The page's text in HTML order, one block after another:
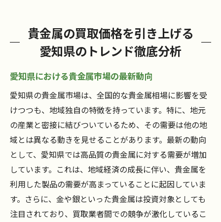
貴金属の買取価格を引き上げる
愛知県のトレンド徹底分析
愛知県における貴金属市場の最新動向
愛知県の貴金属市場は、全国的な貴金属相場に影響を受
けつつも、地域独自の特徴を持っています。特に、地元
の産業と密接に結びついているため、その需要は他の地
域とは異なる動きを見せることがあります。最新の動向
として、愛知県では高品質の貴金属に対する需要が増加
しています。これは、地域経済の成長に伴い、貴金属を
利用した製品の需要が高まっていることに起因していま
す。さらに、金や銀といった貴金属は投資対象としても
注目されており、買取業者間での競争が激化しているこ